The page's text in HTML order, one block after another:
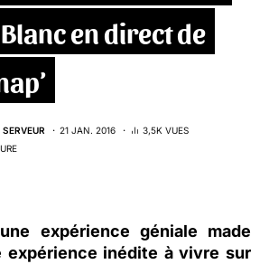
en direct de
21 JAN. 2016
3,5K VUES
expérience géniale made
expérience inédite à vivre sur